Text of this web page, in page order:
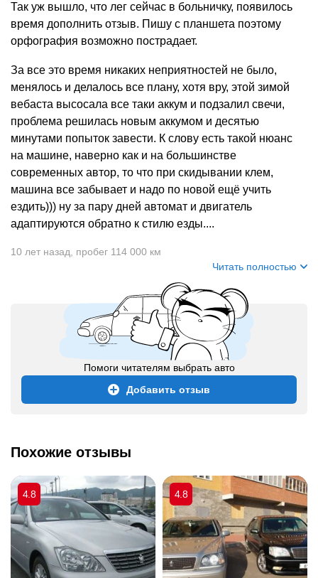
Так уж вышло, что лег сейчас в больничку, появилось
время дополнить отзыв. Пишу с планшета поэтому
орфография возможно пострадает.
За все это время никаких неприятностей не было,
менялось и делалось все плану, хотя вру, этой зимой
вебаста высосала все таки аккум и подзалил свечи,
проблема решилась новым аккумом и десятью
минутами попыток завести. К слову есть такой нюанс
на машине, наверно как и на большинстве
современных автор, то что при скидывании клем,
машина все забывает и надо по новой ещё учить
ездить))) ну за пару дней автомат и двигатель
адаптируются обратно к стилю езды....
10 лет назад
пробег 114 000 км
Читать полностью
Помоги читателям выбрать авто
Добавить отзыв
Похожие отзывы
4.8 4.8